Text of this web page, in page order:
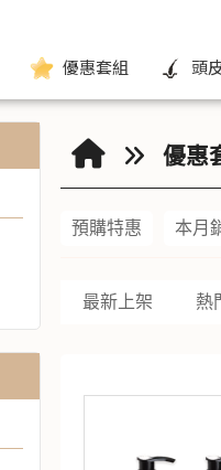
優惠套組 頭
優惠
預購特惠 本月
最新上架 熱